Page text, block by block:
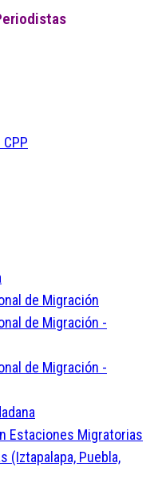
de Migración
de Migración -
de Migración -
Estaciones Migratorias
(Iztapalapa, Puebla,